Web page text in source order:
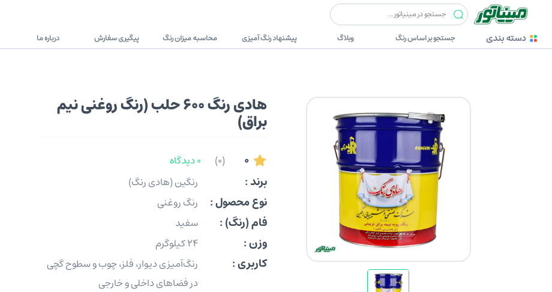
دسته بندی جستجو بر اساس رنگ وبلاگ پیشنهاد رنگ آمیزی محاسبه میزان رنگ پیگیری سفارش درباره ما
رنگ ها رنگین (هادی رنگ) هادی رنگ 600 حلب (رنگ روغنی نیم براق)
هادی رنگ 600 حلب (رنگ روغنی نیم
براق)
0
(0) 0 دیدگاه
برند : رنگین (هادی رنگ)
نوع محصول : رنگ روغنی
فام (رنگ) : سفید
وزن : 24 کیلوگرم
کاربری :
رنگ‌آمیزی دیوار، فلز، چوب و سطوح گچی
در فضاهای داخلی و خارجی